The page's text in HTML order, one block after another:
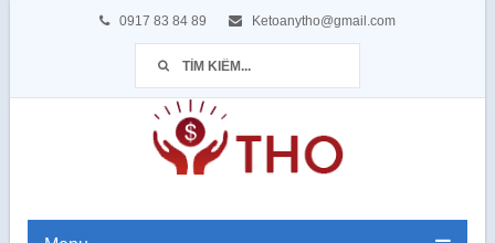
0917 83 84 89 Ketoanytho@gmail.com